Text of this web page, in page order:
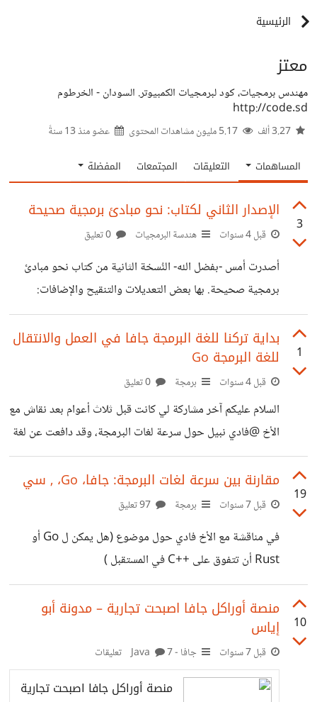
الرئيسية
معتز
مهندس برمجيات، كود لبرمجيات الكمبيوتر. السودان - الخرطوم
http://code.sd
عضو منذ13 سنةً
المساهمات التعليقات المجتمعات المفضلة
3
الإصدار الثاني لكتاب: نحو مبادئ برمجية صحيحة
قبل 4 سنوات هندسة البرمجيات
أصدرت أمس -بفضل الله- النُسخة الثانية من كتاب نحو مبادئ
برمجية صحيحة. بها بعض التعديلات والتنقيح واﻹضافات:
الواجهة البرمجية، وإعادة صياغة الكود، وإعادة هندسة الكود:
http://code.sd/swprinciples/
1
بداية تركنا للغة البرمجة جافا في العمل والانتقال
للغة البرمجة Go
قبل 4 سنوات برمجة
السلام عليكم آخر مشاركة لي كانت قبل ثلاث أعوام بعد نقاش مع
اﻷخ @فادي نبيل حول سرعة لغات البرمجة، وقد دافعت عن لغة
جافا أنها ليست أبطأ عن باقي اللغات المترجمة مثل C و C++
ولغة Go :
https://io.hsoub.com/programming/90024-
8%A9-%D8%A8%D9%8A%D9%86-
%D8%B3%D8%B1%D8%B9%D8%A9-
%D9%84%D8%BA%D8%A7%D8%AA-
%D8%A7%D9%84%D8%A8%D8%B1%D9%85%D
8%AC%D8%A9-
%D8%AC%D8%A7%D9%81%D8%A7-go-
%D8%B3%D9%8A وكان ذلك صحيحاً إلى حد ما إذا لا
19
مقارنة بين سرعة لغات البرمجة: جافا، Go، , سي
قبل 7 سنوات برمجة
في مناقشة مع اﻷخ فادي حول موضوع (هل يمكن ل Go أو
Rust أن تتفوق على ++C في المستقبل )
http://tiny.cc/w6t64y اقترحنا أن نقوم بتجربة عملية
لمقارنة سرعات لغات البرمجة، بحيث نبدأ بمثال بسيط ثم نقوم
بالتعقيد لبرامج أكثر تقدماً. البرنامج اﻷول هو لحساب هل الرقم
السرعة تقريباً واحدة، في معالج Core i3-5005U هذه نتيجة
برنامج جافا: 6673214311 Is prime Operation took
10
منصة أوراكل جافا اصبحت تجارية – مدونة أبو
إياس
قبل 7 سنوات جافا - Java7 تعليقات
منصة أوراكل جافا اصبحت تجارية